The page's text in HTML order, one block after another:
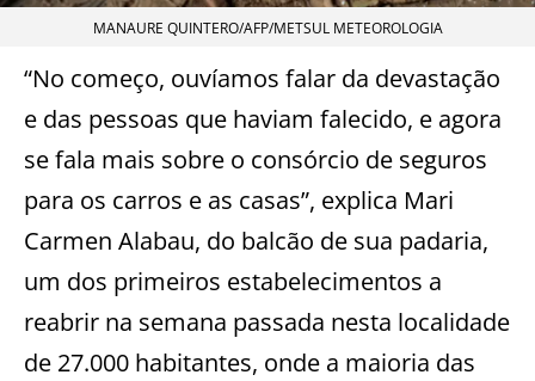
MANAURE QUINTERO/AFP/METSUL METEOROLOGIA
“No começo, ouvíamos falar da devastação
e das pessoas que haviam falecido, e agora
se fala mais sobre o consórcio de seguros
para os carros e as casas”, explica Mari
Carmen Alabau, do balcão de sua padaria,
um dos primeiros estabelecimentos a
reabrir na semana passada nesta localidade
de 27.000 habitantes, onde a maioria das